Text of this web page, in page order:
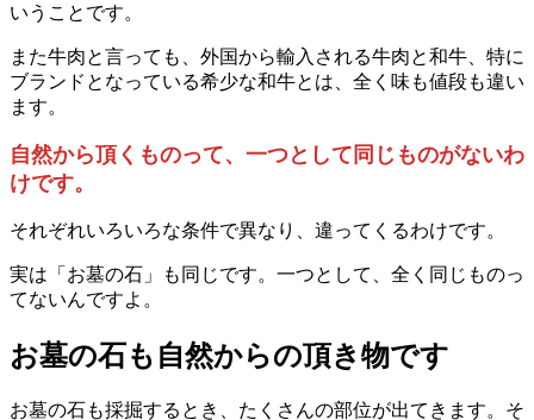
いうことです。
また牛肉と言っても、外国から輸入される牛肉と和牛、特に
ブランドとなっている希少な和牛とは、全く味も値段も違い
ます。
自然から頂くものって、一つとして同じものがないわ
けです。
それぞれいろいろな条件で異なり、違ってくるわけです。
実は「お墓の石」も同じです。一つとして、全く同じものっ
てないんですよ。
お墓の石も自然からの頂き物です
お墓の石も採掘するとき、たくさんの部位が出てきます。そ